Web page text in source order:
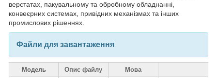
верстатах, пакувальному та обробному обладнанні,
конвеєрних системах, привідних механізмах та інших
промислових рішеннях.
Файли для завантаження
Модель Опис файлу
Мова